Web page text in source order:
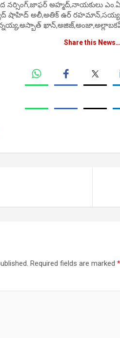
నర్సింగ్,జాఫర్ అహ్మద్,నాయకులు
షాహిద్ అలీ,అతిక్ ఉర్
Share this News…
Required fields are marked *